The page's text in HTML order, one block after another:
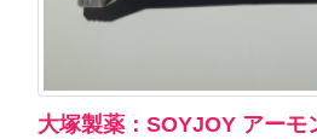
大塚製薬：SOYJOY アーモ